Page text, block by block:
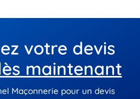
votre devis
maintenant
Maçonnerie pour un devis